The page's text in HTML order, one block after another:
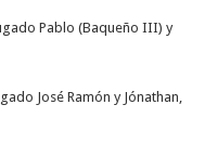
Pablo (Baqueño III) y
José Ramón y Jónathan,